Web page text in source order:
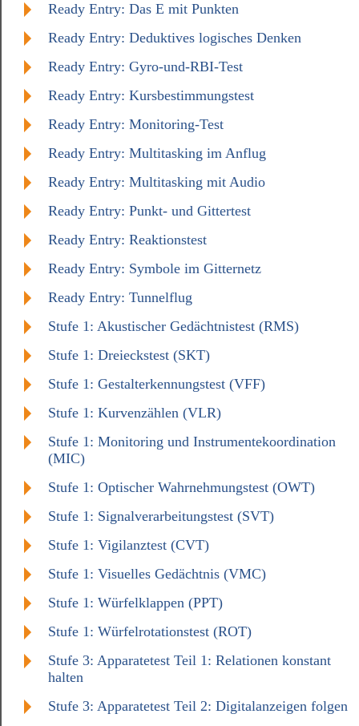
Ready Entry: Das E mit Punkten
Ready Entry: Deduktives logisches Denken
Ready Entry: Gyro-und-RBI-Test
Ready Entry: Kursbestimmungstest
Ready Entry: Monitoring-Test
Ready Entry: Multitasking im Anflug
Ready Entry: Multitasking mit Audio
Ready Entry: Punkt- und Gittertest
Ready Entry: Reaktionstest
Ready Entry: Symbole im Gitternetz
Ready Entry: Tunnelflug
Stufe 1: Akustischer Gedächtnistest (RMS)
Stufe 1: Dreieckstest (SKT)
Stufe 1: Gestalterkennungstest (VFF)
Stufe 1: Kurvenzählen (VLR)
Stufe 1: Monitoring und Instrumentekoordination
(MIC)
Stufe 1: Optischer Wahrnehmungstest (OWT)
Stufe 1: Signalverarbeitungstest (SVT)
Stufe 1: Vigilanztest (CVT)
Stufe 1: Visuelles Gedächtnis (VMC)
Stufe 1: Würfelklappen (PPT)
Stufe 1: Würfelrotationstest (ROT)
Stufe 3: Apparatetest Teil 1: Relationen konstant
halten
Stufe 3: Apparatetest Teil 2: Digitalanzeigen folgen